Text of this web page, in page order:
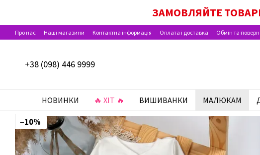
ЗАМОВЛЯЙТЕ
ДІЄ ОПЛАТА ПАКУНОК
Про нас Наші магазини Контактна інформація Оплата і доставка Обмін та
Відгуки про магазин
+38 (098) 446 9999
НОВИНКИ 🔥 ХІТ 🔥 ВИШИВАНКИ МАЛЮКАМ
−10%